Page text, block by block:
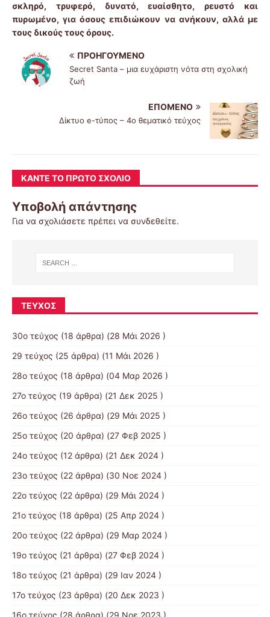
σκληρό, τρυφερό, δυνατό, ευαίσθητο, ρευστό και
πυρωμένο, για όσους επιδιώκουν να ανήκουν, αλλά με
τους δικούς τους όρους.
ΠΡΟΗΓΟΎΜΕΝΟ
Secret Santa – μια ευχάριστη νότα στη σχολική
ζωή
ΕΠΌΜΕΝΟ
Δίκτυο e-τύπος – 4ο θεματικό τεύχος
ΚΆΝΤΕ ΤΟ ΠΡΏΤΟ ΣΧΌΛΙΟ
Υποβολή απάντησης
Για να σχολιάσετε πρέπει να συνδεθείτε.
ΤΕΎΧΟΣ
30ο τεύχος (18 άρθρα) (28 Μάι 2026 )
29 τεύχος (25 άρθρα) (11 Μάι 2026 )
28ο τεύχος (18 άρθρα) (04 Μαρ 2026 )
27ο τεύχος (19 άρθρα) (21 Δεκ 2025 )
26ο τεύχος (26 άρθρα) (29 Μάι 2025 )
25ο τεύχος (20 άρθρα) (27 Φεβ 2025 )
24ο τεύχος (12 άρθρα) (21 Δεκ 2024 )
23ο τεύχος (22 άρθρα) (30 Νοε 2024 )
22ο τεύχος (22 άρθρα) (29 Μάι 2024 )
21o τεύχος (18 άρθρα) (25 Απρ 2024 )
20ο τεύχος (22 άρθρα) (29 Μαρ 2024 )
19ο τεύχος (21 άρθρα) (27 Φεβ 2024 )
18ο τεύχος (21 άρθρα) (29 Ιαν 2024 )
17o τεύχος (23 άρθρα) (20 Δεκ 2023 )
16ο τεύχος (28 άρθρα) (29 Νοε 2023 )